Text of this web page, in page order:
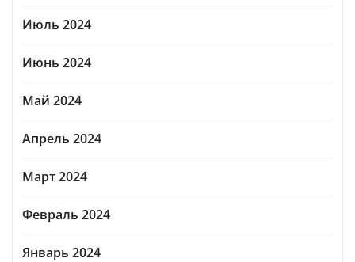
Июль 2024
Июнь 2024
Май 2024
Апрель 2024
Март 2024
Февраль 2024
Январь 2024